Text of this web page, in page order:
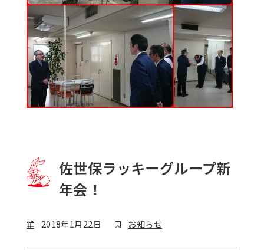
佐世保ラッキーグループ新
年会！
2018年1月22日 お知らせ